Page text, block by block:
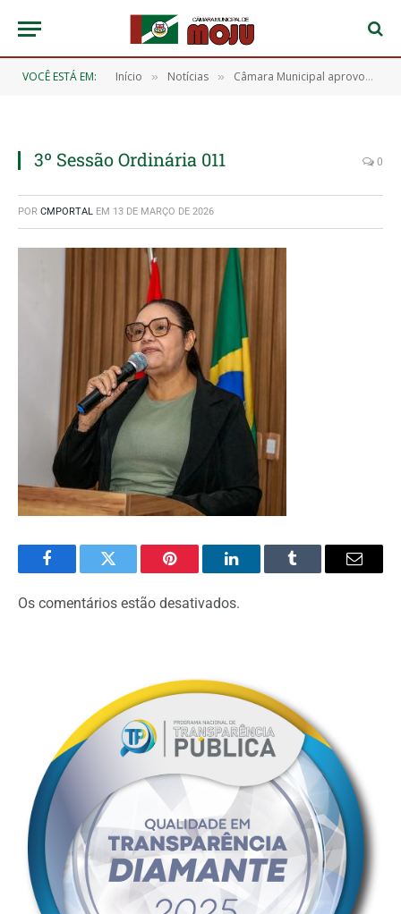
VOCÊ ESTÁ EM: Início » Notícias » Câmara Municipal aprovou 11 requerimentos que atendem diversas demandas da população.
3º Sessão Ordinária 011 0
POR CMPORTAL EM 13 DE MARÇO DE 2026
FacebookTwitter Pinterest O
LinkedIn
Tumblr
E-
Os comentários estão desativados.